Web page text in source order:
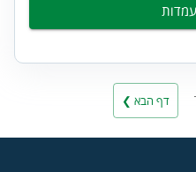
דף הבא ❯